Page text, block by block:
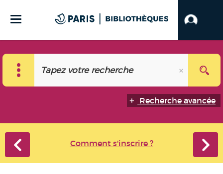
Recherche avancée
Comment s'inscrire ?